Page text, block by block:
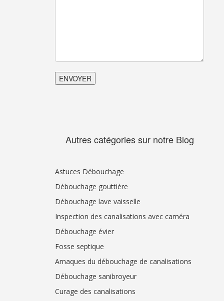
Autres catégories sur notre Blog
Astuces Débouchage
Débouchage gouttière
Débouchage lave vaisselle
Inspection des canalisations avec caméra
Débouchage évier
Fosse septique
Arnaques du débouchage de canalisations
Débouchage sanibroyeur
Curage des canalisations